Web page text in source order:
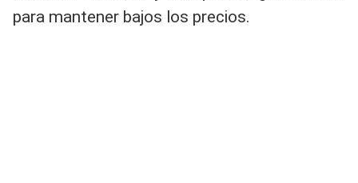
para mantener bajos los precios.